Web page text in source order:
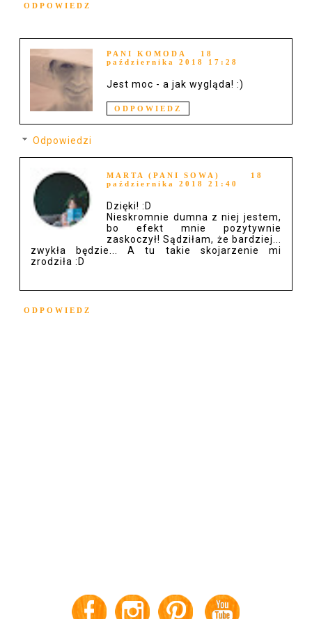
ODPOWIEDZ
PANI KOMODA
18
października 2018 17:28
Jest moc - a jak wygląda! :)
ODPOWIEDZ
Odpowiedzi
MARTA (PANI SOWA)
18
października 2018 21:40
Dzięki! :D
Nieskromnie dumna z niej jestem,
bo efekt mnie pozytywnie
zaskoczył! Sądziłam, że bardziej...
zwykła będzie... A tu takie skojarzenie mi
zrodziła :D
ODPOWIEDZ